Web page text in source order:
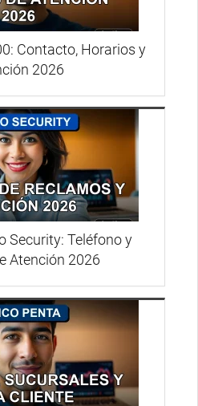
Contacto, Horarios y
2026
Security: Teléfono y
Atención 2026